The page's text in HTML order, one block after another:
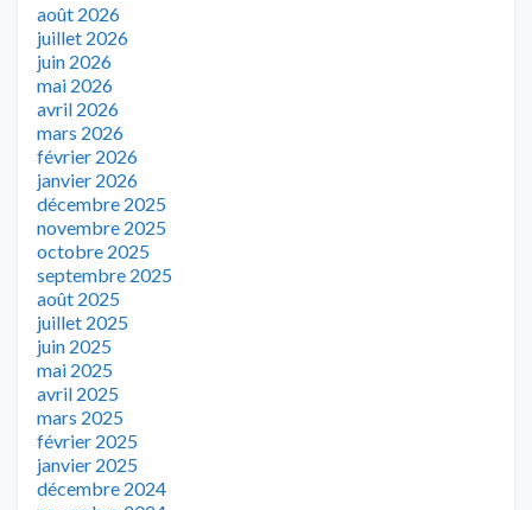
août 2026
juillet 2026
juin 2026
mai 2026
avril 2026
mars 2026
février 2026
janvier 2026
décembre 2025
novembre 2025
octobre 2025
septembre 2025
août 2025
juillet 2025
juin 2025
mai 2025
avril 2025
mars 2025
février 2025
janvier 2025
décembre 2024